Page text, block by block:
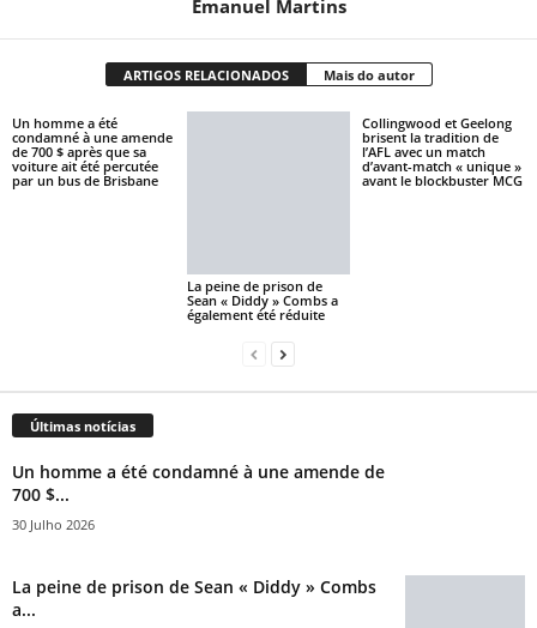
Emanuel Martins
ARTIGOS RELACIONADOS Mais do autor
Un homme a été
condamné à une amende
de 700 $ après que sa
voiture ait été percutée
par un bus de Brisbane
La peine de prison de
Sean « Diddy » Combs a
également été réduite
Collingwood et Geelong
brisent la tradition de
l’AFL avec un match
d’avant-match « unique »
avant le blockbuster MCG
Últimas notícias
Un homme a été condamné à une amende de
700 $...
30 Julho 2026
La peine de prison de Sean « Diddy » Combs
a...